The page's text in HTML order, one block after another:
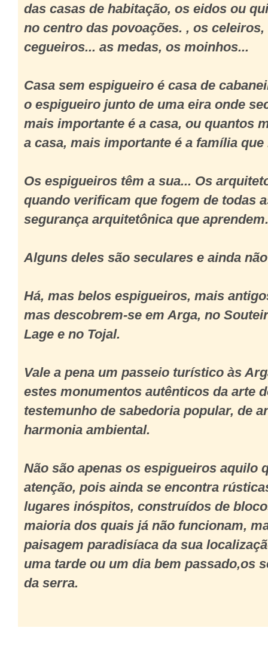
das casas de habitação, os eidos ou
no centro das povoações. , os
cegueiros... as medas, os moinhos...
Casa sem espigueiro é casa de
o espigueiro junto de uma eira onde
mais importante é a casa, ou quantos
a casa, mais importante é a família que
Os espigueiros têm a sua... Os
quando verificam que fogem de todas
segurança arquitetônica que aprendem.
Alguns deles são seculares e ainda
Há, mas belos espigueiros, mais
mas descobrem-se em Arga, no
Lage e no Tojal.
Vale a pena um passeio turístico às
estes monumentos autênticos da arte
testemunho de sabedoria popular, de
harmonia ambiental.
Não são apenas os espigueiros aquilo
atenção, pois ainda se encontra
lugares inóspitos, construídos de
maioria dos quais já não funcionam,
paisagem paradisíaca da sua
uma tarde ou um dia bem passado,os
da serra.